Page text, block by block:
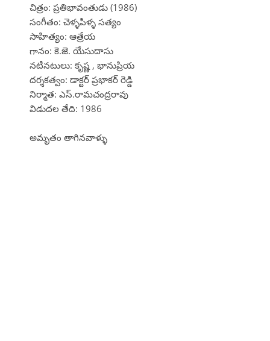
చిత్రం: ప్రతిభావంతుడు (1986)
సంగీతం: చెళ్ళపిళ్ళ సత్యం
సాహిత్యం: ఆత్రేయ
గానం: కె.జె. యేసుదాసు
నటీనటులు: కృష్ణ , భానుప్రియ
దర్శకత్వం: డాక్టర్ ప్రభాకర్ రెడ్డి
నిర్మాత: ఎస్.రామచంద్రరావు
విడుదల తేది: 1986
అమృతం తాగినవాళ్ళు